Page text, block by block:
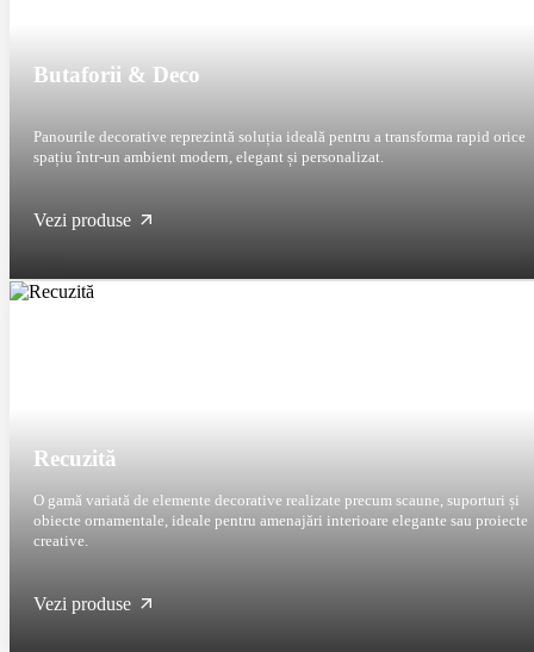
Butaforii & Deco
Panourile decorative reprezintă soluția ideală pentru a transforma rapid orice
spațiu într-un ambient modern, elegant și personalizat.
Vezi produse
Recuzită
O gamă variată de elemente decorative realizate precum scaune, suporturi și
obiecte ornamentale, ideale pentru amenajări interioare elegante sau proiecte
creative.
Vezi produse